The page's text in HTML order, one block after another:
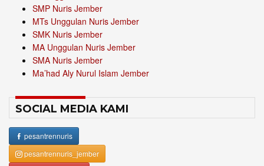
SMP Nuris Jember
MTs Unggulan Nuris Jember
SMK Nuris Jember
MA Unggulan Nuris Jember
SMA Nuris Jember
Ma’had Aly Nurul Islam Jember
SOCIAL MEDIA KAMI
pesantrennuris
pesantrennuris_jember